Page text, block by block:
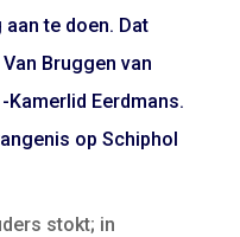
te doen. Dat
Bruggen van
Eerdmans.
op Schiphol
stokt; in